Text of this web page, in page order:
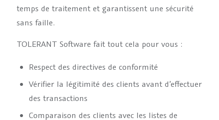
temps de traitement et garantissent une sécurité
sans faille.
TOLERANT Software fait tout cela pour vous :
Respect des directives de conformité
Vérifier la légitimité des clients avant d’effectuer
des transactions
Comparaison des clients avec les listes de